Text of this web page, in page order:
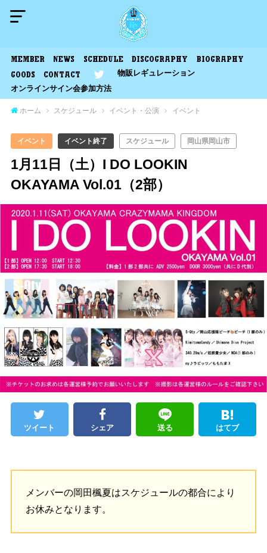
MEMBER NEWS SCHEDULE DISCOGRAPHY
BIOGRAPHY
GOODS
CONTACT
物販レギュレーション
オンラインサイン会参加方法
ホーム スケジュール イベント・公演 イベント
イベント イベント終了 スケジュール 岡山県岡山市
1月11日（土）I DO LOOKIN
OKAYAMA Vol.01（2部）
ツイート シェア 送る はてブ
メンバーの岡田楓夏はスケジュールの都合により
お休みとなります。